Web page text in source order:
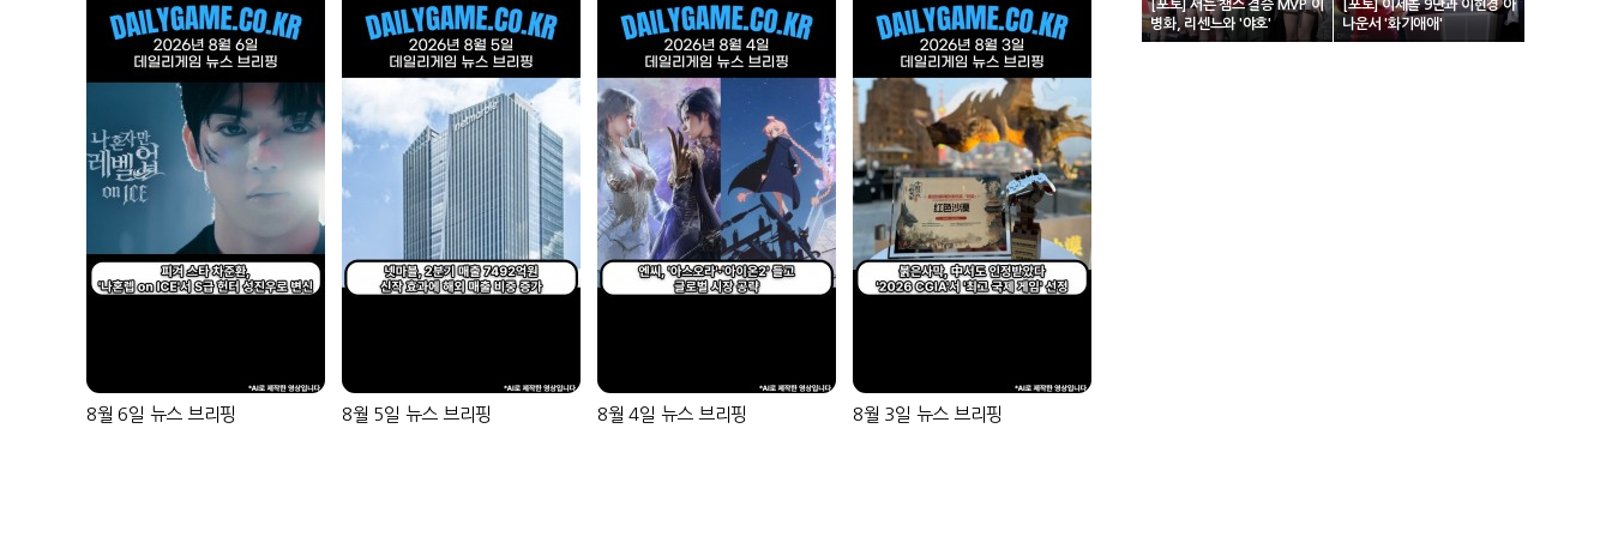
8월 6일 뉴스 브리핑 8월 5일 뉴스 브리핑 8월 4일 뉴스 브리핑 8월 3일 뉴스 브리핑
[포토] 서든 챔스 결승 MVP 이
병화, 리센느와 '야호'
[포토] 이세돌 9단과 이현경 아
나운서 '화기애애'